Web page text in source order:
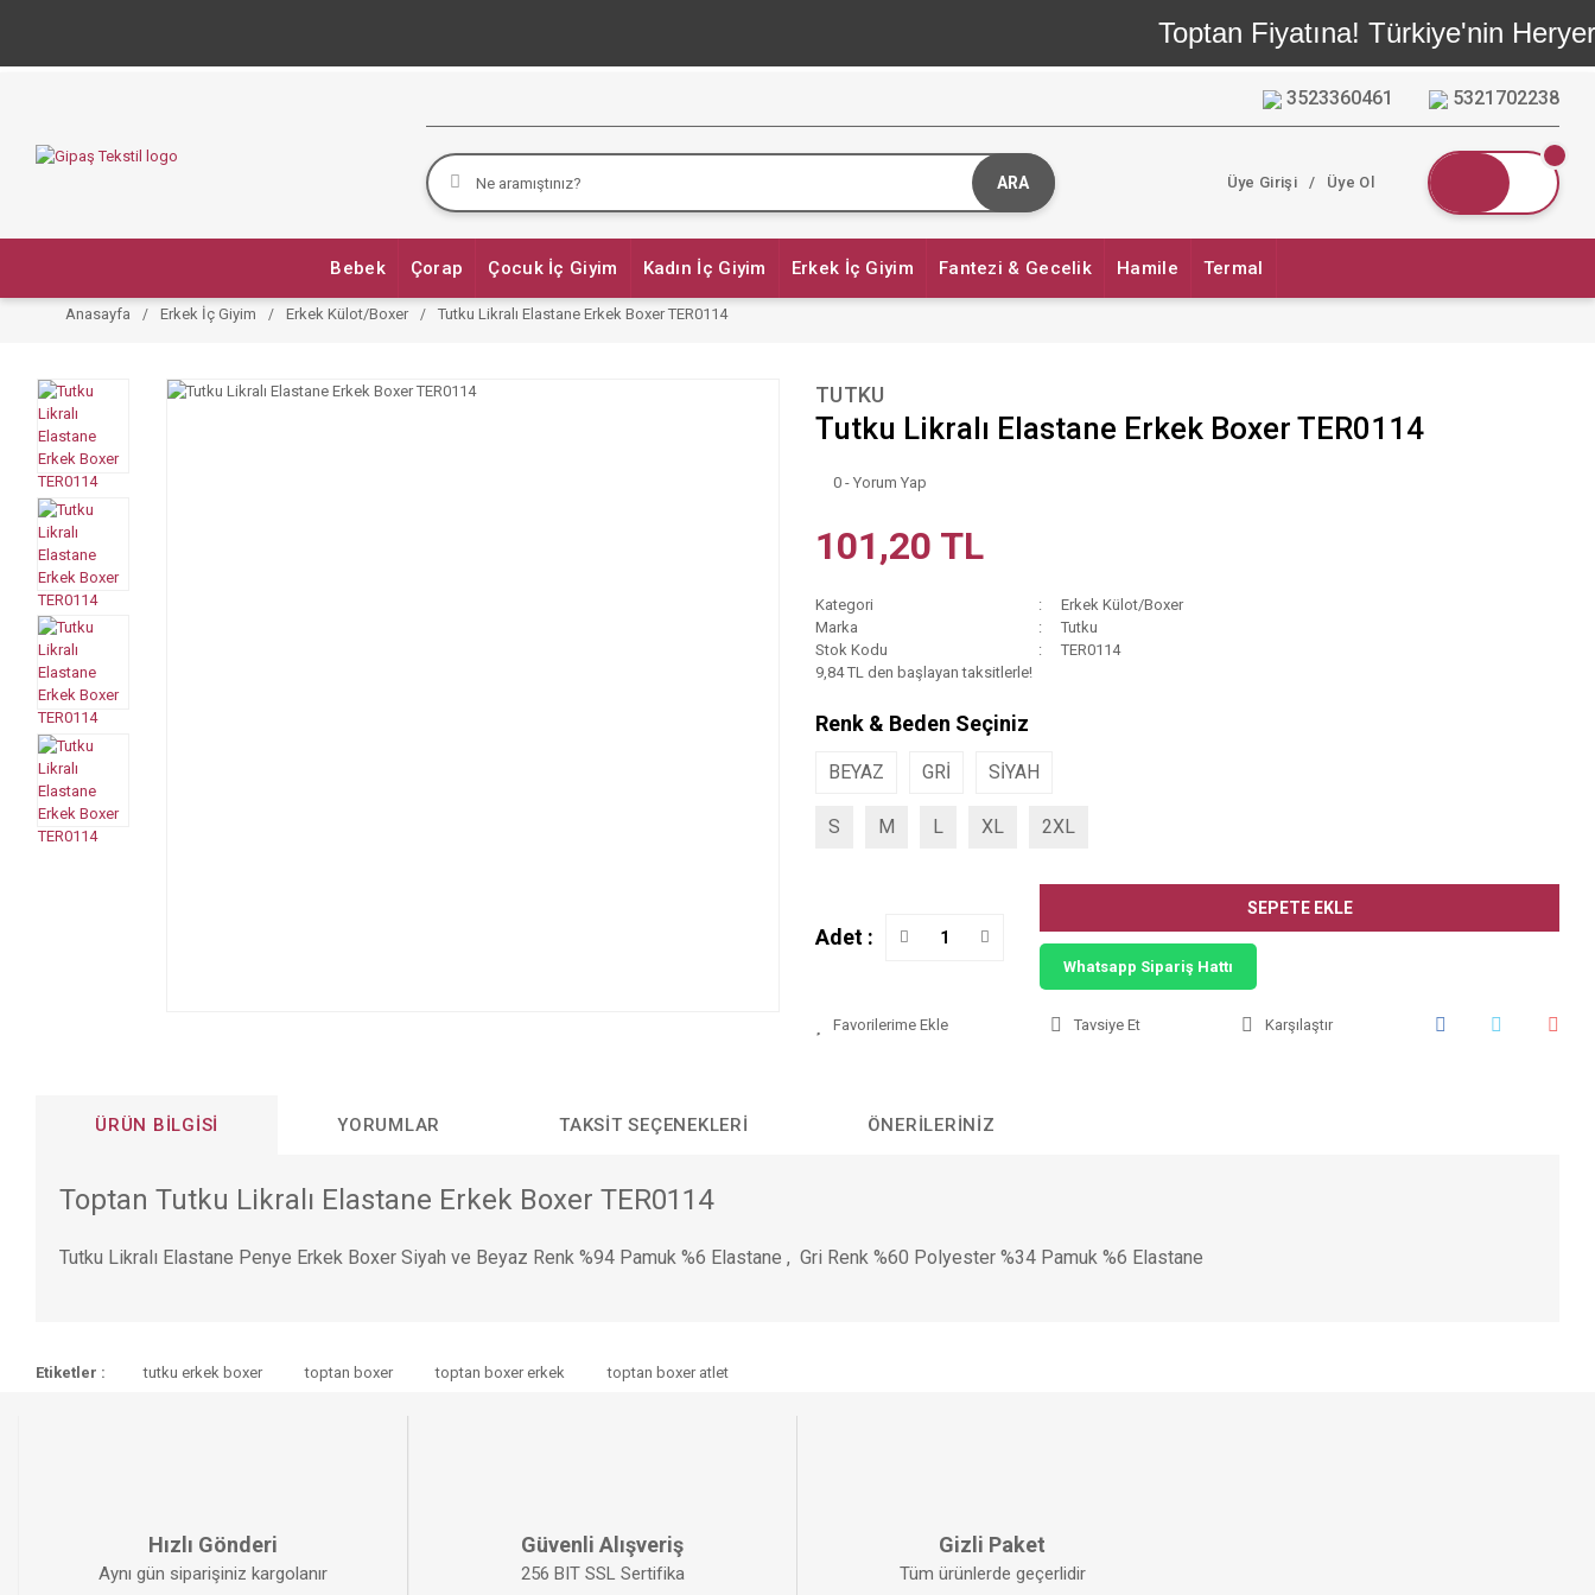
Toptan Fiyatına! Türkiye'nin
3523360461 5321702238
ARA Üye Girişi / Üye Ol
Bebek Çorap Çocuk İç Giyim Kadın İç Giyim Erkek İç Giyim Fantezi & Gecelik Hamile Termal
Anasayfa Erkek İç Giyim Erkek Külot/Boxer Tutku Likralı Elastane Erkek Boxer TER0114
TUTKU
Tutku Likralı Elastane Erkek Boxer TER0114
0 - Yorum Yap
101,20 TL
Kategori
Erkek Külot/Boxer
Marka
Tutku
Stok Kodu
TER0114
9,84 TL den başlayan taksitlerle!
Renk & Beden Seçiniz
BEYAZ GRİ SİYAH
S M L XL 2XL
Adet :
SEPETE EKLE
Whatsapp Sipariş Hattı
Tavsiye Et Karşılaştır
ÜRÜN BILGISI YORUMLAR TAKSIT SEÇENEKLERI ÖNERILERINIZ
Toptan Tutku Likralı Elastane Erkek Boxer TER0114
Tutku Likralı Elastane Penye Erkek Boxer Siyah ve Beyaz Renk %94 Pamuk %6 Elastane , Gri Renk %60 Polyester %34 Pamuk %6 Elastane
Görüş ve önerileriniz için teşekkür ederiz.
Ürün fiyatı diğer sitelerden daha pahalı.
Bu ürüne benzer farklı alternatifler olmalı.
Etiketler : tutku erkek boxer toptan boxer toptan boxer erkek toptan boxer atlet
Hızlı Gönderi
Aynı gün siparişiniz kargolanır
Güvenli Alışveriş
256 BIT SSL Sertifika
Gizli Paket
Tüm ürünlerde geçerlidir